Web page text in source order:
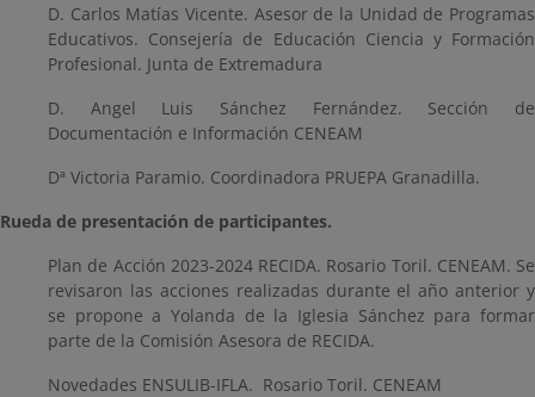
D. Carlos Matías Vicente. Asesor de la Unidad de Programas
Educativos. Consejería de Educación Ciencia y Formación
Profesional. Junta de Extremadura
D. Angel Luis Sánchez Fernández. Sección de
Documentación e Información CENEAM
Dª Victoria Paramio. Coordinadora PRUEPA Granadilla.
Rueda de presentación de participantes.
Plan de Acción 2023-2024 RECIDA. Rosario Toril. CENEAM. Se
revisaron las acciones realizadas durante el año anterior y
se propone a Yolanda de la Iglesia Sánchez para formar
parte de la Comisión Asesora de RECIDA.
Novedades ENSULIB-IFLA. Rosario Toril. CENEAM